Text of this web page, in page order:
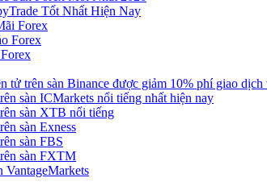
Tốt Nhất Hiện Nay
Forex
Forex
tử trên sàn Binance được giảm 10% phí giao dịch
sàn ICMarkets nổi tiếng nhất hiện nay
sàn XTB nổi tiếng
sàn Exness
sàn FBS
sàn FXTM
VantageMarkets